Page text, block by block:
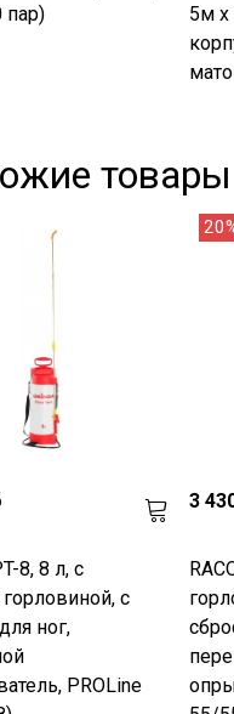
пар)
5м x
товары
8, 8 л, с
с
ног,
PROLine
3